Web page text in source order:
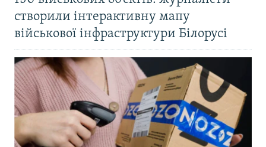
створили інтерактивну мапу
військової інфраструктури Білорусі